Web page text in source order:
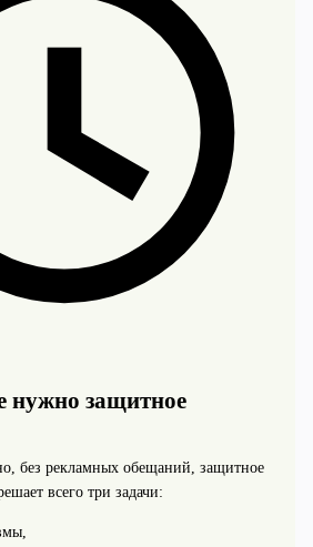
нужно защитное
без рекламных обещаний, защитное
всего три задачи: